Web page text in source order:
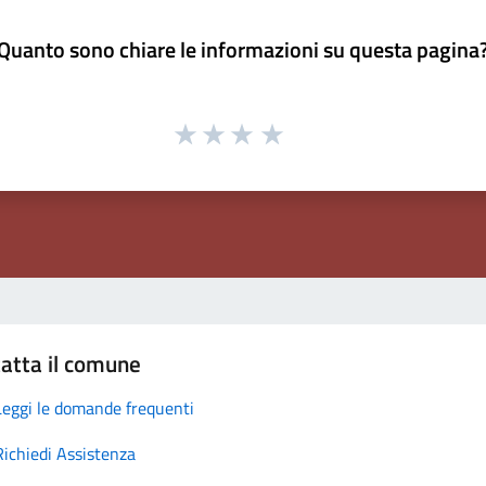
sono chiare le informazioni su questa
il comune
le domande frequenti
Assistenza